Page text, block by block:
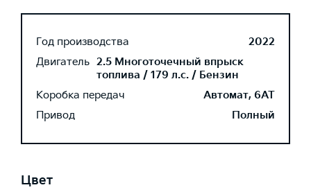
Год производства
2022
Двигатель 2.5 Многоточечный впрыск
топлива / 179 л.с. / Бензин
Коробка передач
Автомат, 6AT
Привод
Полный
Цвет